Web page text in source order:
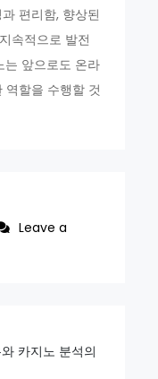
편리함, 향상된
속적으로 발전
는 앞으로도 온라
역할을 수행할 것
Leave a
카지노 분석의